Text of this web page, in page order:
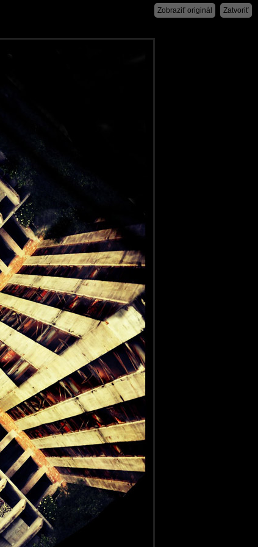
Zatvoriť
Zobraziť originál